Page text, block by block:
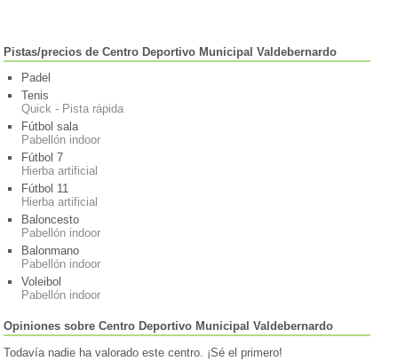
Pistas/precios de Centro Deportivo Municipal Valdebernardo
Padel
Tenis
Quick - Pista rápida
Fútbol sala
Pabellón indoor
Fútbol 7
Hierba artificial
Fútbol 11
Hierba artificial
Baloncesto
Pabellón indoor
Balonmano
Pabellón indoor
Voleibol
Pabellón indoor
Opiniones sobre Centro Deportivo Municipal Valdebernardo
Todavía nadie ha valorado este centro. ¡Sé el primero!